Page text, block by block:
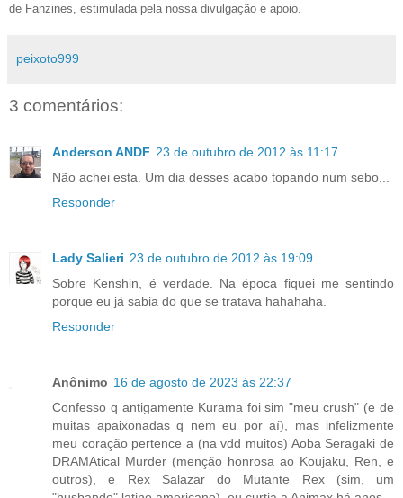
de Fanzines, estimulada pela nossa divulgação e apoio.
peixoto999
3 comentários:
Anderson ANDF 23 de outubro de 2012 às 11:17
Não achei esta. Um dia desses acabo topando num sebo...
Responder
Lady Salieri 23 de outubro de 2012 às 19:09
Sobre Kenshin, é verdade. Na época fiquei me sentindo
porque eu já sabia do que se tratava hahahaha.
Responder
Anônimo 16 de agosto de 2023 às 22:37
Confesso q antigamente Kurama foi sim "meu crush" (e de
muitas apaixonadas q nem eu por aí), mas infelizmente
meu coração pertence a (na vdd muitos) Aoba Seragaki de
DRAMAtical Murder (menção honrosa ao Koujaku, Ren, e
outros), e Rex Salazar do Mutante Rex (sim, um